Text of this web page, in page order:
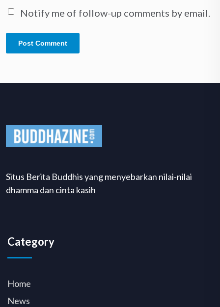
Notify me of follow-up comments by email.
Situs Berita Buddhis yang menyebarkan nilai-nilai
dhamma dan cinta kasih
Category
Home
News